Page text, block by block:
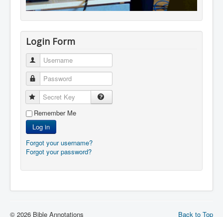
Login Form
Username
Password
Secret Key
Remember Me
Log in
Forgot your username?
Forgot your password?
Back to Top
© 2026 Bible Annotations